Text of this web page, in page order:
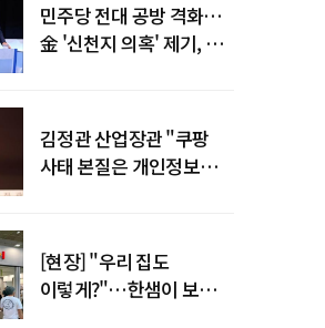
민주당 전대 공방 격화…
金 '신천지 의혹' 제기, 鄭
김정관 산업장관 "쿠팡
사태 본질은 개인정보
[현장] "우리 집도
이렇게?"…한샘이 보여준